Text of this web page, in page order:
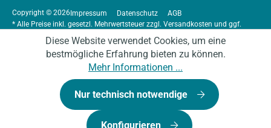
Copyright © 2026 Impressum Datenschutz
AGB
* Alle Preise inkl. gesetzl. Mehrwertsteuer zzgl. Versandkosten und ggf.
Diese Website verwendet Cookies, um eine
bestmögliche Erfahrung bieten zu können.
Mehr Informationen ...
Nur technisch notwendige
Konfigurieren